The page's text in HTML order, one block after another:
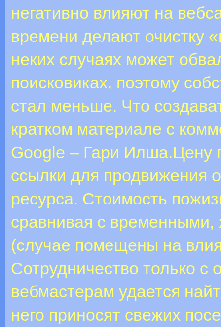
негативно влияют на
времени делают очистку
неких случаях может
поисковиках, поэтому
стал меньше. Что
кратком материале с
Google – Гари Илша.Цену
ссылки для продвижения
ресурса. Стоимость
сравнивая с временными,
(случае помещены на
Сотрудничество только
вебмастерам удается
него приносят свежих